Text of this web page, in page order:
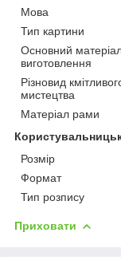
Мова
Тип картини
Основний
виготовлення
Різновид
мистецтва
Матеріал рами
Розмір
Формат
Тип розпису
Приховати